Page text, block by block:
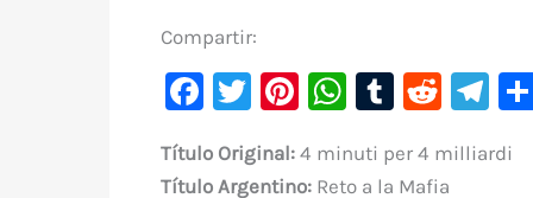
Compartir:
F
c
T
it
Pi
er
W
at
T
m
R
d
Te
gr
Título Original: 4 minuti per 4 milliardi
Título Argentino:Reto a la Mafia